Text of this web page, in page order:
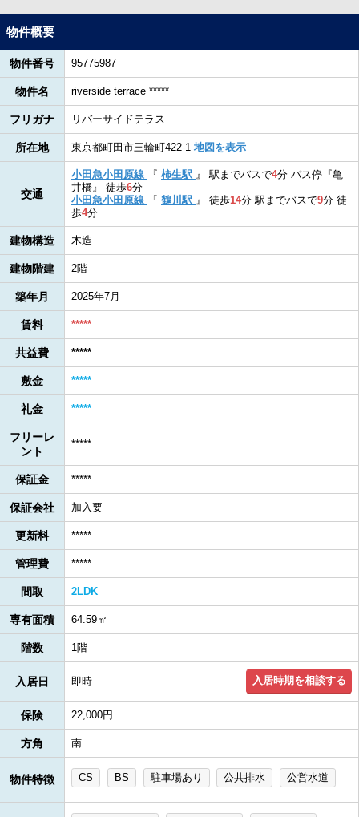
物件概要
物件番号 95775987
物件名 riverside terrace *****
フリガナ リバーサイドテラス
所在地 東京都町田市三輪町422-1 地図を表示
交通
小田急小田原線 『 柿生駅 』 駅までバスで4分 バス停『亀
井橋』 徒歩6分
小田急小田原線
『 鶴川駅 』 徒歩14分 駅までバスで9分 徒
歩4分
建物構造 木造
建物階建 2階
築年月 2025年7月
賃料 *****
共益費 *****
敷金 *****
礼金 *****
フリーレ
ント
*****
保証金 *****
保証会社 加入要
更新料 *****
管理費 *****
間取 2LDK
専有面積 64.59㎡
階数 1階
入居日 即時 入居時期を相談する
保険 22,000円
方角 南
物件特徴 CS BS 駐車場あり 公共排水 公営水道